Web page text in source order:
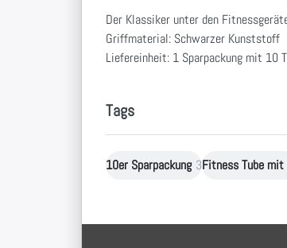
Der Klassiker unter den
Griffmaterial: Schwarzer Kunststoff
Liefereinheit: 1 Sparpackung mit 10
Tags
10er Sparpackung 3Fitness Tube